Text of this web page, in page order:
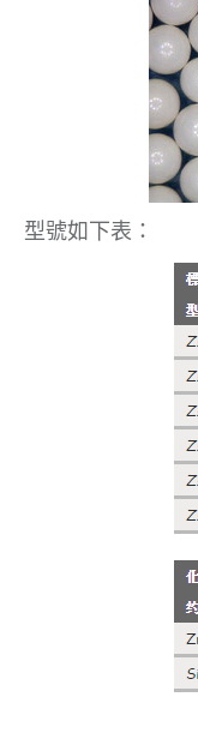
型號如下表：